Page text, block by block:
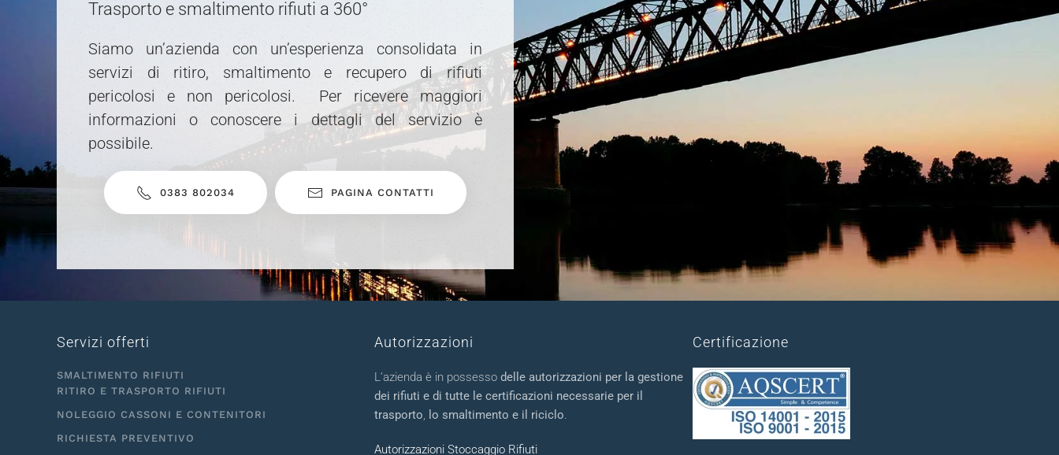
Trasporto e smaltimento rifiuti a 360°
Siamo un’azienda con un’esperienza consolidata in
servizi di ritiro, smaltimento e recupero di rifiuti
pericolosi e non pericolosi. Per ricevere maggiori
informazioni o conoscere i dettagli del servizio è
possibile.
0383 802034 PAGINA CONTATTI
Servizi offerti
SMALTIMENTO RIFIUTI
RITIRO E TRASPORTO RIFIUTI
NOLEGGIO CASSONI E CONTENITORI
RICHIESTA PREVENTIVO
Autorizzazioni
L’azienda è in possessodelle autorizzazioni per la gestione
dei rifiuti e di tutte le certificazioni necessarie per il
trasporto, lo smaltimento e il riciclo.
Autorizzazioni Stoccaggio Rifiuti
Certificazione